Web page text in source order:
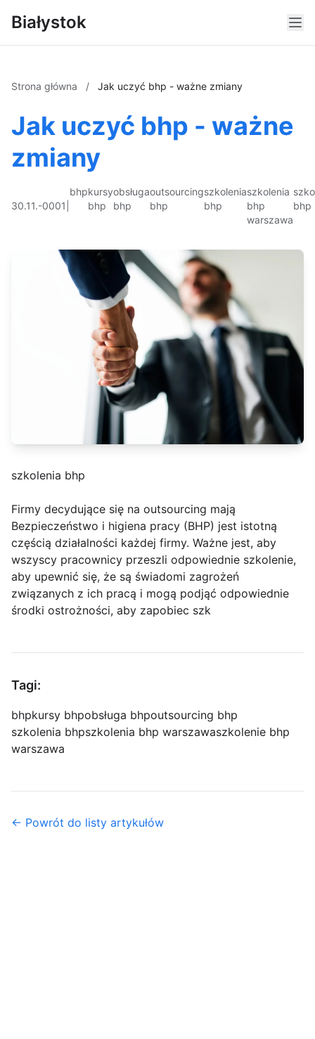
Białystok
Strona główna / Jak uczyć bhp - ważne zmiany
Jak uczyć bhp - ważne
zmiany
30.11.-0001
bhpkursy
bhp
obsługa
bhp
outsourcing
bhp
szkolenia
bhp
szkolenia
bhp
warszawa
bhp
szkolenia bhp
Firmy decydujące się na outsourcing mają
Bezpieczeństwo i higiena pracy (BHP) jest istotną
częścią działalności każdej firmy. Ważne jest, aby
wszyscy pracownicy przeszli odpowiednie szkolenie,
aby upewnić się, że są świadomi zagrożeń
związanych z ich pracą i mogą podjąć odpowiednie
środki ostrożności, aby zapobiec szk
Tagi:
bhpkursy bhpobsługa bhpoutsourcing bhp
szkolenia bhpszkolenia bhp warszawaszkolenie bhp
warszawa
← Powrót do listy artykułów